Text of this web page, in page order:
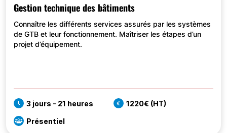
Gestion technique des bâtiments
Connaître les différents services assurés par les systèmes
de GTB et leur fonctionnement. Maîtriser les étapes d’un
projet d’équipement.
3 jours - 21 heures 1220€ (HT)
Présentiel